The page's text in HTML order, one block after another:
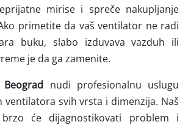
mirise i spreče nakupljanje
primetite da vaš ventilator ne radi
buku, slabo izduvava vazduh ili
je da ga zamenite.
nudi profesionalnu uslugu
ventilatora svih vrsta i dimenzija. Naš
će dijagnostikovati problem i